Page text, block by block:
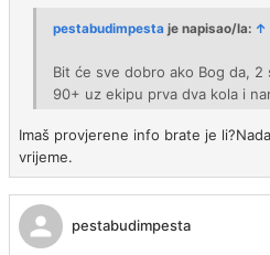
pestabudimpesta je napisao/la: ↑
Bit će sve dobro ako Bog da, 2
90+ uz ekipu prva dva kola i
Imaš provjerene info brate je
vrijeme.
pestabudimpesta